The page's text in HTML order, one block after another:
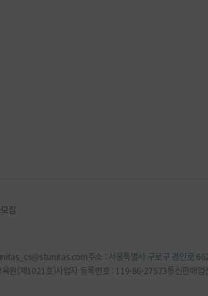
집
주소 : 서울특별시 구로구 경인로
육원(제1021호)사업자 등록번호 : 119-86-27573통신판매